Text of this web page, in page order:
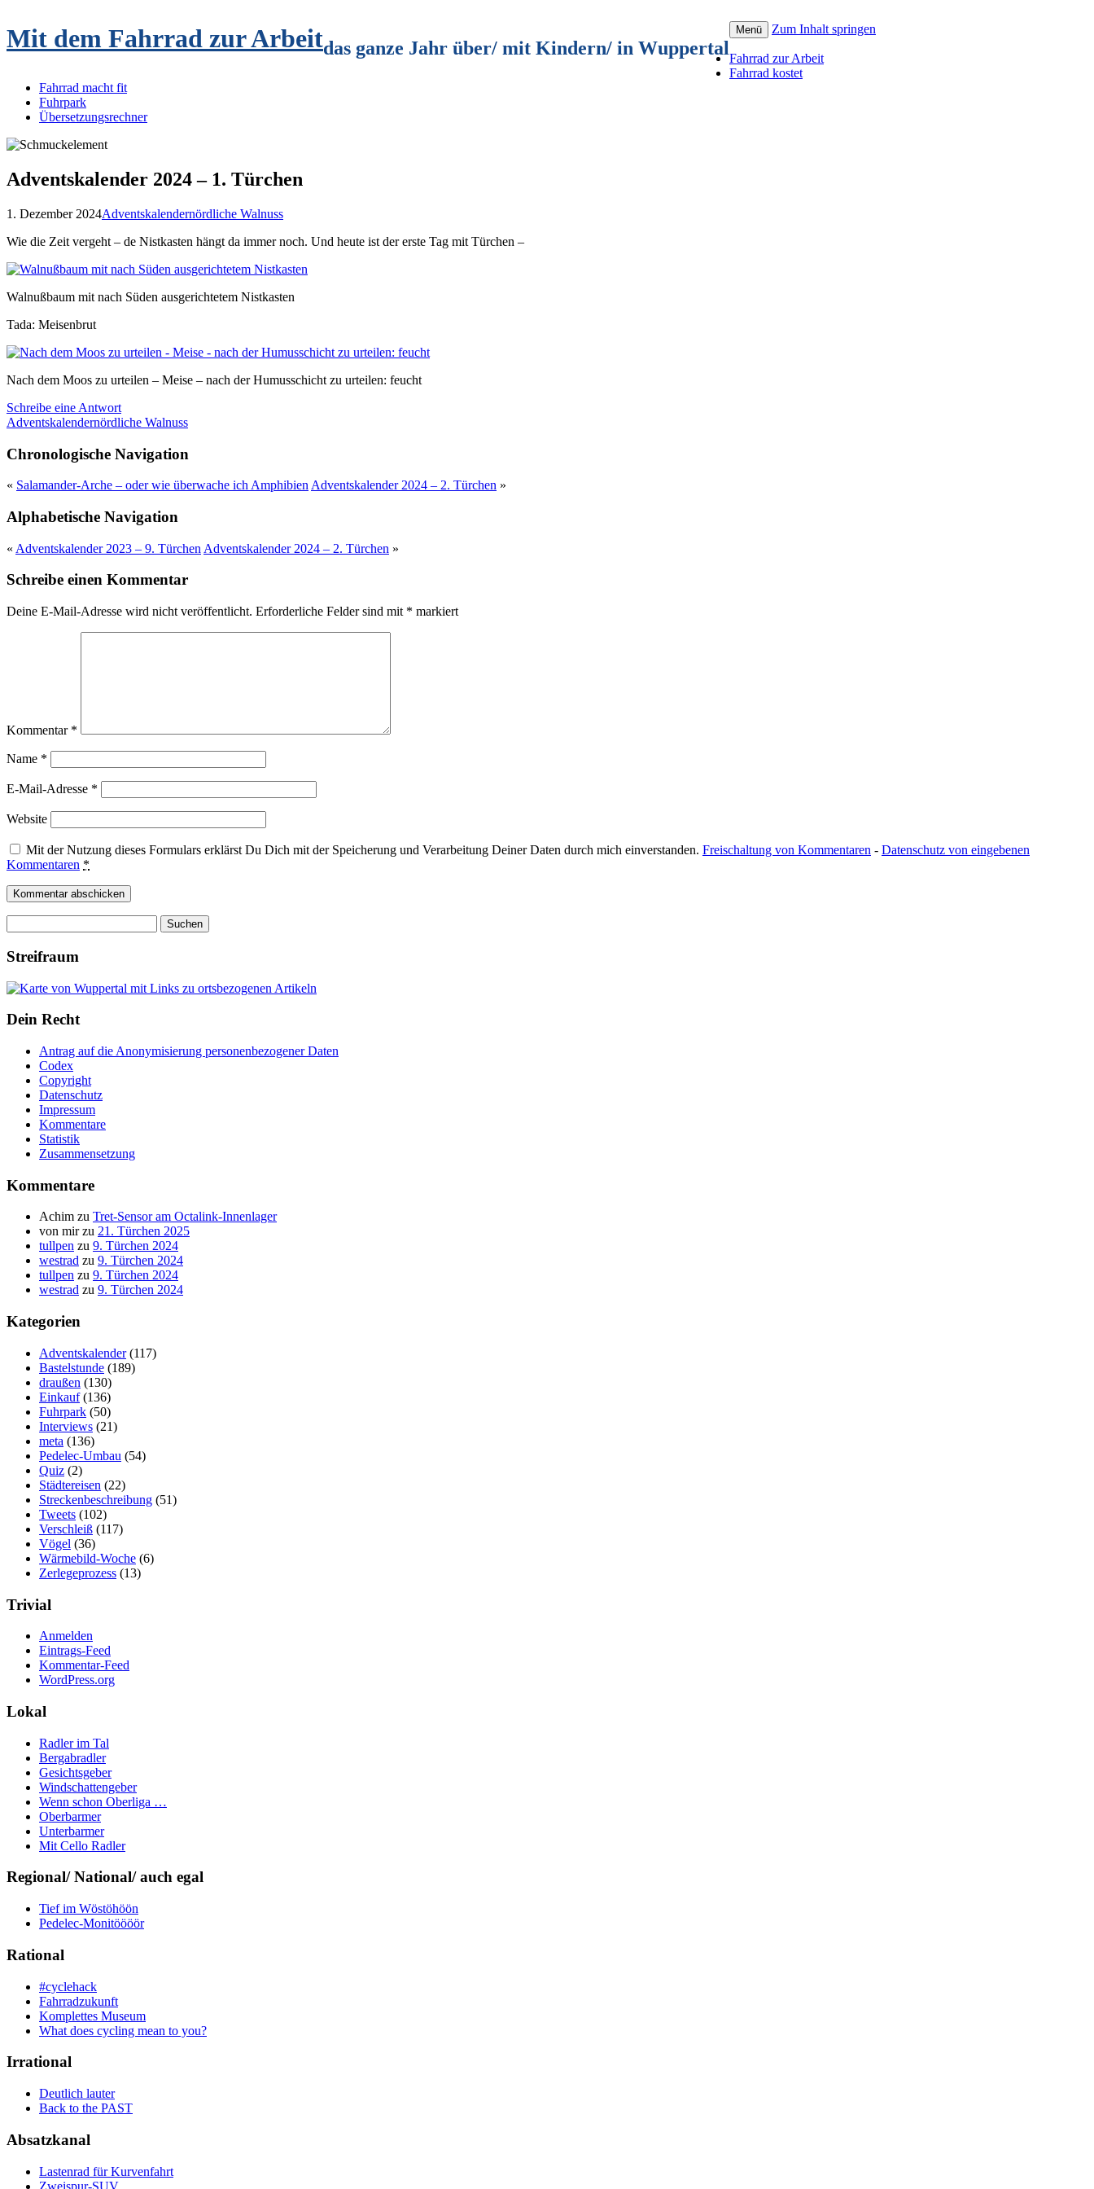
Mit dem Fahrrad zur Arbeitdas ganze Jahr über/ mit Kindern/ in Wuppertal
Menü Zum Inhalt springen
Fahrrad zur Arbeit
Fahrrad kostet
Fahrrad macht fit
Fuhrpark
Übersetzungsrechner
Adventskalender 2024 – 1. Türchen
1. Dezember 2024Adventskalendernördliche Walnuss
Wie die Zeit vergeht – de Nistkasten hängt da immer noch. Und heute ist der erste Tag mit Türchen –
Walnußbaum mit nach Süden ausgerichtetem Nistkasten
Tada: Meisenbrut
Nach dem Moos zu urteilen – Meise – nach der Humusschicht zu urteilen: feucht
Schreibe eine Antwort
Adventskalendernördliche Walnuss
Chronologische Navigation
« Salamander-Arche – oder wie überwache ich Amphibien Adventskalender 2024 – 2. Türchen »
Alphabetische Navigation
« Adventskalender 2023 – 9. Türchen Adventskalender 2024 – 2. Türchen »
Schreibe einen Kommentar
Deine E-Mail-Adresse wird nicht veröffentlicht. Erforderliche Felder sind mit * markiert
Kommentar *
Name *
E-Mail-Adresse *
Website
Mit der Nutzung dieses Formulars erklärst Du Dich mit der Speicherung und Verarbeitung Deiner Daten durch mich einverstanden. Freischaltung von Kommentaren - Datenschutz von eingebenen
Kommentaren *
nach:
Streifraum
Dein Recht
Antrag auf die Anonymisierung personenbezogener Daten
Codex
Copyright
Datenschutz
Impressum
Kommentare
Statistik
Zusammensetzung
Kommentare
Achim zu Tret-Sensor am Octalink-Innenlager
von mirzu 21. Türchen 2025
tullpen zu 9. Türchen 2024
westrad zu 9. Türchen 2024
tullpen zu 9. Türchen 2024
westrad zu 9. Türchen 2024
Kategorien
Adventskalender(117)
Bastelstunde (189)
draußen (130)
Einkauf(136)
Fuhrpark (50)
Interviews (21)
meta (136)
Pedelec-Umbau (54)
Quiz (2)
Städtereisen (22)
Streckenbeschreibung (51)
Tweets (102)
Verschleiß (117)
Vögel (36)
Wärmebild-Woche (6)
Zerlegeprozess (13)
Trivial
Anmelden
Eintrags-Feed
Kommentar-Feed
WordPress.org
Lokal
Radler im Tal
Bergabradler
Gesichtsgeber
Windschattengeber
Wenn schon Oberliga …
Oberbarmer
Unterbarmer
Mit Cello Radler
Regional/ National/ auch egal
Tief im Wöstöhöön
Pedelec-Monitöööör
Rational
#cyclehack
Fahrradzukunft
Komplettes Museum
What does cycling mean to you?
Irrational
Deutlich lauter
Back to the PAST
Absatzkanal
Lastenrad für Kurvenfahrt
Zweispur-SUV